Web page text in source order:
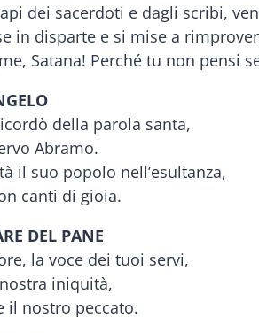
dei sacerdoti e dagli scribi,
in disparte e si mise a
Satana! Perché tu non pensi
della parola santa,
Abramo.
il suo popolo nell’esultanza,
canti di gioia.
DEL PANE
la voce dei tuoi servi,
iniquità,
il nostro peccato.